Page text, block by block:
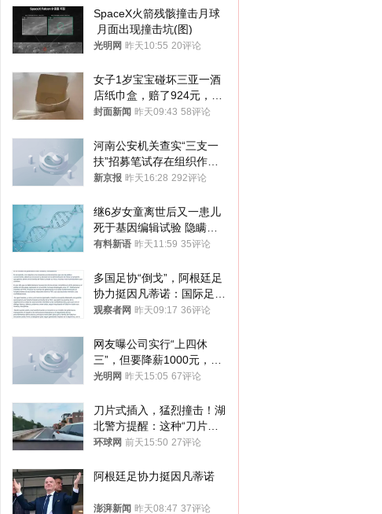
SpaceX火箭残骸撞击月球
月面出现撞击坑(图)
光明网 昨天10:55 20评论
女子1岁宝宝碰坏三亚一酒
店纸巾盒，赔了924元，发
帖吐槽后酒店退还一半的
封面新闻 昨天09:43 58评论
河南公安机关查实“三支一
扶”招募笔试存在组织作弊
犯罪行为
新京报 昨天16:28 292评论
继6岁女童离世后又一患儿
死于基因编辑试验 隐瞒一
年才对外披露
有料新语 昨天11:59 35评论
多国足协“倒戈”，阿根廷足
协力挺因凡蒂诺：国际足联
今后应继续在其领导下前行
观察者网 昨天09:17 36评论
网友曝公司实行“上四休
三”，但要降薪1000元，不
接受只能辞职
光明网 昨天15:05 67评论
刀片式插入，猛烈撞击！湖
北警方提醒：这种“刀片超
车”，太危险了
环球网 前天15:50 27评论
阿根廷足协力挺因凡蒂诺
澎湃新闻 昨天08:47 37评论